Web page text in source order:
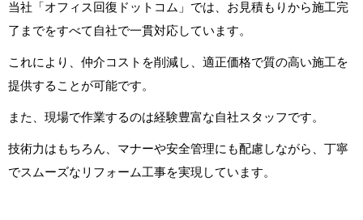
当社「オフィス回復ドットコム」では、お見積もりから施工完
了までをすべて自社で一貫対応しています。
これにより、仲介コストを削減し、適正価格で質の高い施工を
提供することが可能です。
また、現場で作業するのは経験豊富な自社スタッフです。
技術力はもちろん、マナーや安全管理にも配慮しながら、丁寧
でスムーズなリフォーム工事を実現しています。